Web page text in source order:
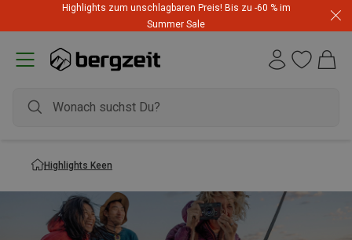
Highlights zum unschlagbaren Preis! Bis zu -60 % im
Summer Sale
Highlights Keen